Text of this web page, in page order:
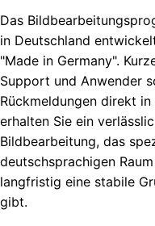
Das
in Deutschland
"Made in Germany".
Support und Anwender
Rückmeldungen direkt
erhalten Sie ein
Bildbearbeitung, das
deutschsprachigen
langfristig eine stabile
gibt.